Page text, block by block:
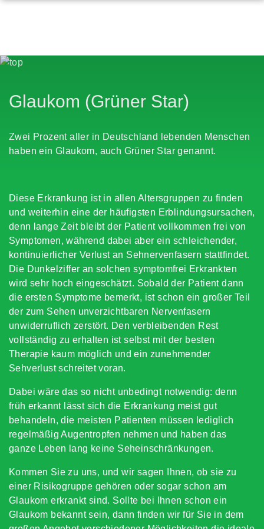
Glaukom (Grüner Star)
Zwei Prozent aller in Deutschland lebenden Menschen
haben ein Glaukom, auch Grüner Star genannt.
Diese Erkrankung ist in allen Altersgruppen zu finden
und weiterhin eine der häufigsten Erblindungsursachen,
denn lange Zeit bleibt der Patient vollkommen frei von
Symptomen, während dabei aber ein schleichender,
kontinuierlicher Verlust an Sehnervenfasern stattfindet.
Die Dunkelziffer an solchen symptomfrei Erkrankten
wird sehr hoch eingeschätzt. Sobald der Patient dann
die ersten Symptome bemerkt, ist schon ein großer Teil
der zum Sehen unverzichtbaren Nervenfasern
unwiderruflich zerstört. Den verbleibenden Rest
vollständig zu erhalten ist selbst mit der besten
Therapie kaum möglich und ein zunehmender
Sehverlust schreitet voran.
Dabei wäre das so nicht unbedingt notwendig: denn
früh erkannt lässt sich die Erkrankung meist gut
behandeln, die meisten Patienten müssen lediglich
regelmäßig Augentropfen nehmen und haben das
ganze Leben lang keine Seheinschränkungen.
Kommen Sie zu uns, und wir sagen Ihnen, ob sie zu
einer Risikogruppe gehören oder sogar schon am
Glaukom erkrankt sind. Sollte bei Ihnen schon ein
Glaukom bekannt sein, dann finden wir für Sie in dem